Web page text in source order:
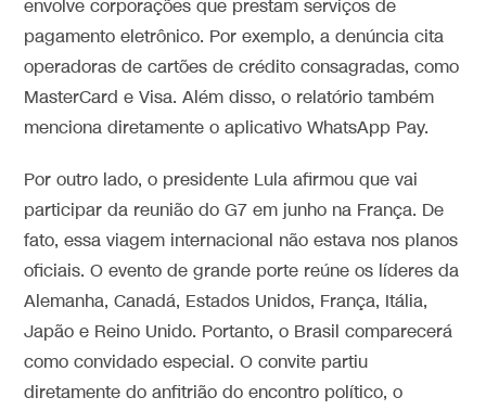
envolve corporações que prestam serviços de
pagamento eletrônico. Por exemplo, a denúncia cita
operadoras de cartões de crédito consagradas, como
MasterCard e Visa. Além disso, o relatório também
menciona diretamente o aplicativo WhatsApp Pay.
Por outro lado, o presidente Lula afirmou que vai
participar da reunião do G7 em junho na França. De
fato, essa viagem internacional não estava nos planos
oficiais. O evento de grande porte reúne os líderes da
Alemanha, Canadá, Estados Unidos, França, Itália,
Japão e Reino Unido. Portanto, o Brasil comparecerá
como convidado especial. O convite partiu
diretamente do anfitrião do encontro político, o